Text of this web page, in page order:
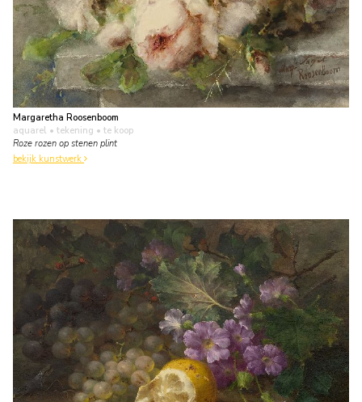
Margaretha Roosenboom
aquarel • tekening • te koop
Roze rozen op stenen plint
bekijk kunstwerk